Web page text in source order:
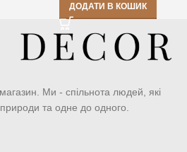
ДОДАТИ В КОШИК
Ми - спільнота людей, які
та одне до одного.